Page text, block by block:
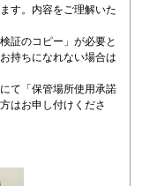
す。内容をご理解いた
証のコピー」が必要と
持ちになれない場合は
て「保管場所使用承諾
はお申し付けくださ